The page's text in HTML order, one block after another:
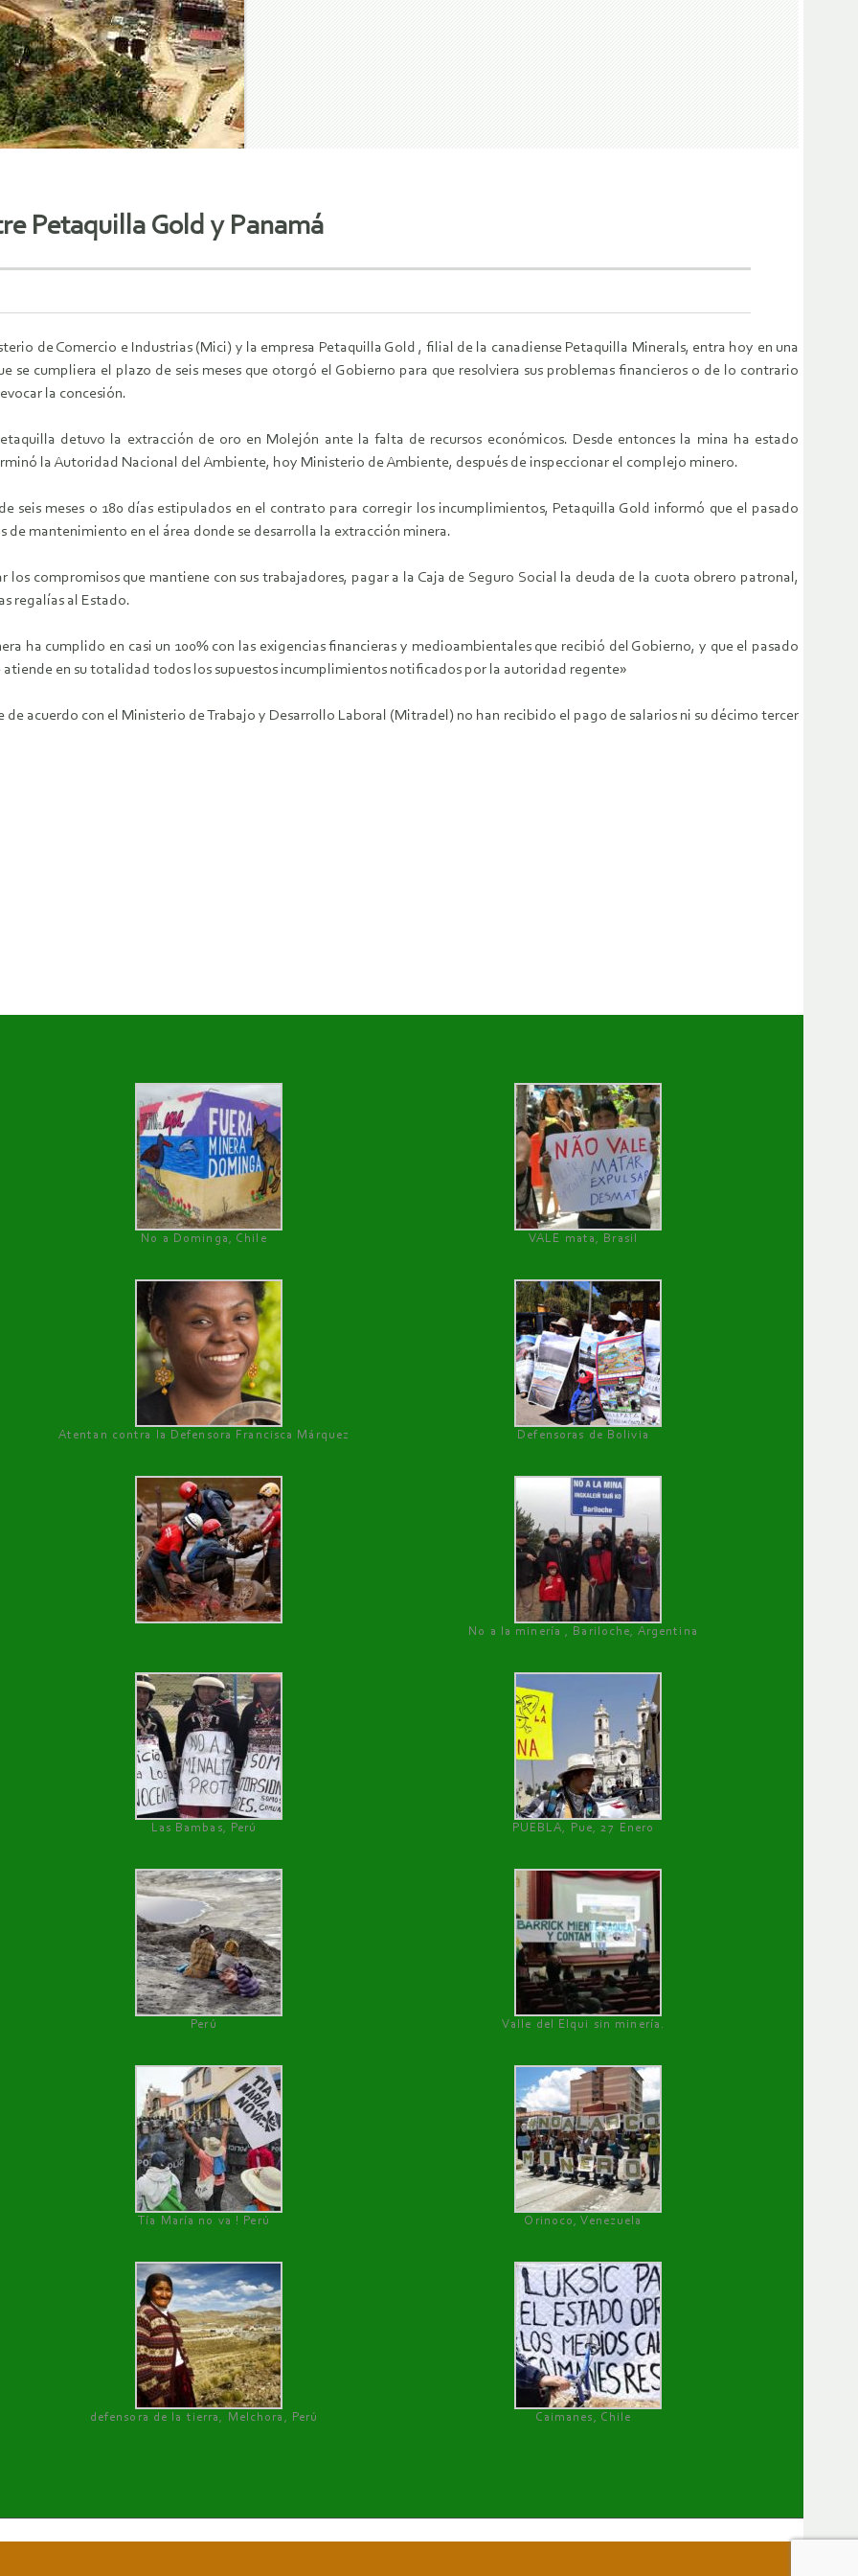
Petaquilla Gold y Panamá
de Comercio e Industrias (Mici) y la empresa Petaquilla Gold , filial de la canadiense Petaquilla Minerals, entra hoy en una
se cumpliera el plazo de seis meses que otorgó el Gobierno para que resolviera sus problemas financieros o de lo contrario
la concesión.
detuvo la extracción de oro en Molejón ante la falta de recursos económicos. Desde entonces la mina ha estado
la Autoridad Nacional del Ambiente, hoy Ministerio de Ambiente, después de inspeccionar el complejo minero.
seis meses o 180 días estipulados en el contrato para corregir los incumplimientos, Petaquilla Gold informó que el pasado
mantenimiento en el área donde se desarrolla la extracción minera.
compromisos que mantiene con sus trabajadores, pagar a la Caja de Seguro Social la deuda de la cuota obrero patronal,
regalías al Estado.
ha cumplido en casi un 100% con las exigencias financieras y medioambientales que recibió del Gobierno, y que el pasado
en su totalidad todos los supuestos incumplimientos notificados por la autoridad regente»
de acuerdo con el Ministerio de Trabajo y Desarrollo Laboral (Mitradel) no han recibido el pago de salarios ni su décimo tercer
No a Dominga, Chile
VALE mata, Brasil
Atentan contra la Defensora Francisca Márquez Defensoras de Bolivia
No a la minería , Bariloche, Argentina
Las Bambas, Perú PUEBLA, Pue, 27 Enero
Perú Valle del Elqui sin minería.
Tía María no va ! Perú Orinoco, Venezuela
defensora de la tierra, Melchora, Perú Caimanes, Chile